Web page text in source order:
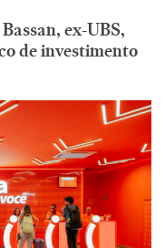
ex-UBS,
de investimento